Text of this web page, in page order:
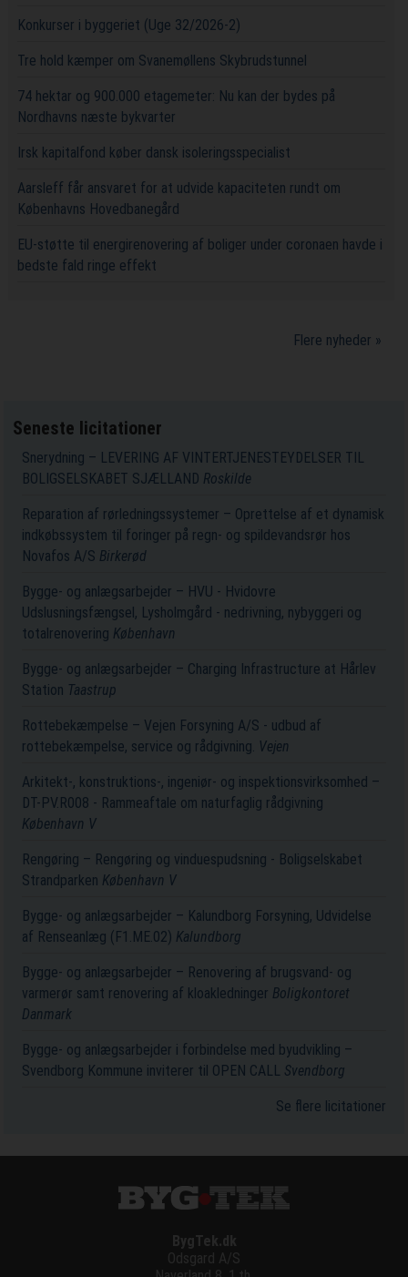
Konkurser i byggeriet (Uge 32/2026-2)
Tre hold kæmper om Svanemøllens Skybrudstunnel
74 hektar og 900.000 etagemeter: Nu kan der bydes på
Nordhavns næste bykvarter
Irsk kapitalfond køber dansk isoleringsspecialist
Aarsleff får ansvaret for at udvide kapaciteten rundt om
Københavns Hovedbanegård
EU-støtte til energirenovering af boliger under coronaen havde i
bedste fald ringe effekt
Flere nyheder »
Seneste licitationer
Snerydning – LEVERING AF VINTERTJENESTEYDELSER TIL
BOLIGSELSKABET SJÆLLAND Roskilde
Reparation af rørledningssystemer – Oprettelse af et dynamisk
indkøbssystem til foringer på regn- og spildevandsrør hos
Novafos A/S Birkerød
Bygge- og anlægsarbejder – HVU - Hvidovre
Udslusningsfængsel, Lysholmgård - nedrivning, nybyggeri og
totalrenovering København
Bygge- og anlægsarbejder – Charging Infrastructure at Hårlev
Station Taastrup
Rottebekæmpelse – Vejen Forsyning A/S - udbud af
rottebekæmpelse, service og rådgivning. Vejen
Arkitekt-, konstruktions-, ingeniør- og inspektionsvirksomhed –
DT-PV.R008 - Rammeaftale om naturfaglig rådgivning
København V
Rengøring – Rengøring og vinduespudsning - Boligselskabet
Strandparken København V
Bygge- og anlægsarbejder – Kalundborg Forsyning, Udvidelse
af Renseanlæg (F1.ME.02) Kalundborg
Bygge- og anlægsarbejder – Renovering af brugsvand- og
varmerør samt renovering af kloakledninger Boligkontoret
Danmark
Bygge- og anlægsarbejder i forbindelse med byudvikling –
Svendborg Kommune inviterer til OPEN CALL Svendborg
Se flere licitationer
BygTek.dk
Odsgard A/S